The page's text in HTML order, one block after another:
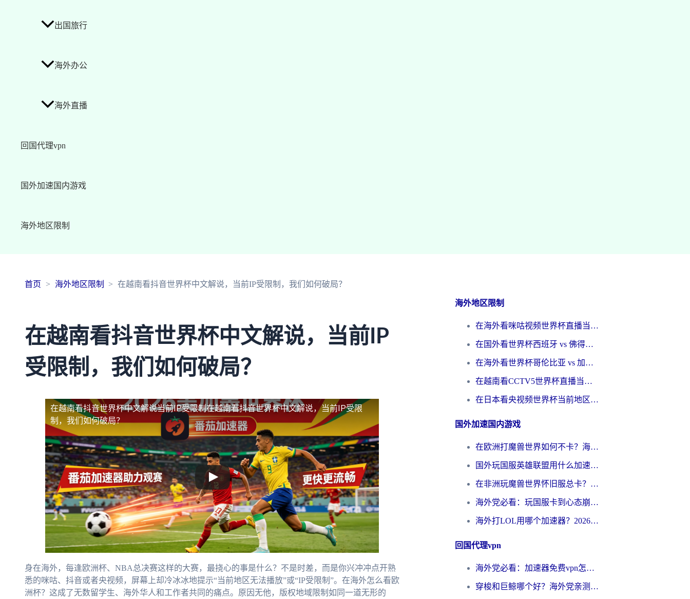
出国旅行
海外办公
海外直播
回国代理vpn
国外加速国内游戏
海外地区限制
首页 海外地区限制 在越南看抖音世界杯中文解说，当前IP受限制，我们如何破局？
在越南看抖音世界杯中文解说，当前IP
受限制，我们如何破局？
在越南看抖音世界杯中文解说当前IP受限制在越南看抖音世界杯中文解说，当前IP受限
制，我们如何破局？
身在海外，每逢欧洲杯、NBA总决赛这样的大赛，最挠心的事是什么？不是时差，而是你兴冲冲点开熟
悉的咪咕、抖音或者央视频，屏幕上却冷冰冰地提示“当前地区无法播放”或“IP受限制”。在海外怎么看欧
洲杯？这成了无数留学生、海外华人和工作者共同的痛点。原因无他，版权地域限制如同一道无形的
海外地区限制
在海外看咪咕视频世界杯直播当前IP受限制？这篇指南帮你搞定所有体育赛事观看难题
在国外看世界杯西班牙 vs 佛得角无法播放？这篇指南帮你解锁所有中文体育直播
在海外看世界杯哥伦比亚 vs 加纳当前IP受限制？这篇指南帮你流畅看中文解说赛事
在越南看CCTV5世界杯直播当前IP受限制？海外党体育观赛终极指南来了
在日本看央视频世界杯当前地区不可播放？海外党体育观赛终极指南
国外加速国内游戏
在欧洲打魔兽世界如何不卡？海外玩家的国服游戏加速终极攻略
国外玩国服英雄联盟用什么加速器好？海外党亲测有效的国服游戏加速指南
在非洲玩魔兽世界怀旧服总卡？别慌，这份指南帮你丝滑开荒
海外党必看：玩国服卡到心态崩？少女前线云图计划加速器免费推荐+碧蓝航线足球世界流畅攻略
海外打LOL用哪个加速器？2026实用指南：从延迟到设备适配，一篇解决你的国服游戏痛点
回国代理vpn
海外党必看：加速器免费vpn怎么选？3步教你无缝访问国内资源
穿梭和巨鲸哪个好？海外党亲测3款回国加速器，教你避开90%的坑